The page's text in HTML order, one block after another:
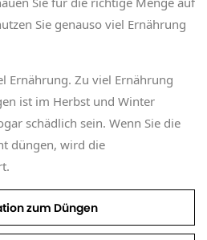
Sie genauso viel Ernährung
Ernährung. Zu viel Ernährung
ist im Herbst und Winter
schädlich sein. Wenn Sie die
düngen, wird die
zum Düngen